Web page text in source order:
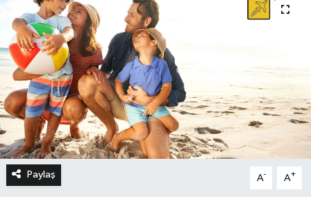
Paylaş A- A+